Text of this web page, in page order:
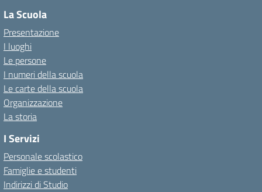
La Scuola
Presentazione
I luoghi
Le persone
I numeri della scuola
Le carte della scuola
Organizzazione
La storia
I Servizi
Personale scolastico
Famiglie e studenti
Indirizzi di Studio